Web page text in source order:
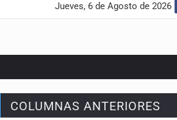
Jueves, 6 de Agosto de 2026
COLUMNAS ANTERIORES